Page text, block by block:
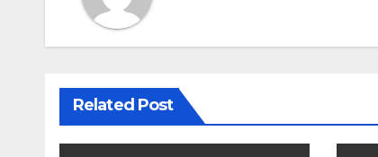
Related Post